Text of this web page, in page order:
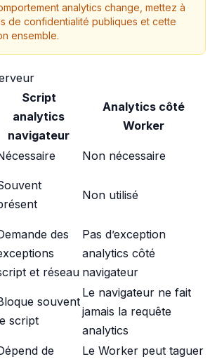
analytics change, mettez à
de confidentialité publiques et cette
ensemble.
Script
analytics
navigateur
Analytics côté
Worker
Non nécessaire
Non utilisé
des
et réseau
Pas d’exception
analytics côté
navigateur
souvent
script
Le navigateur ne fait
jamais la requête
analytics
de
Le Worker peut taguer